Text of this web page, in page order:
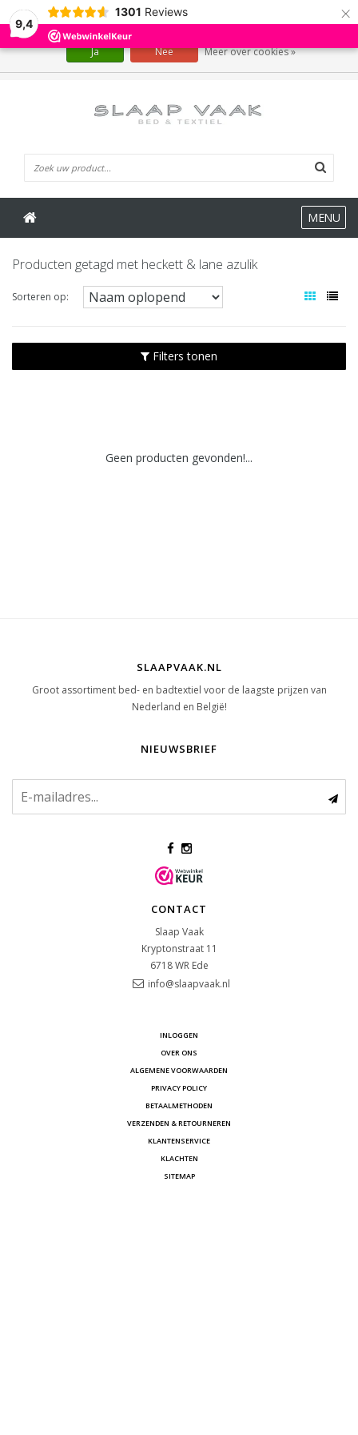
9,4
1301 Reviews ×
MENU
Producten getagd met heckett & lane azulik
Sorteren op:
Filters tonen
Geen producten gevonden!...
SLAAPVAAK.NL
Groot assortiment bed- en badtextiel voor de laagste prijzen van
Nederland en België!
NIEUWSBRIEF
CONTACT
Slaap Vaak
Kryptonstraat 11
6718 WR Ede
info@slaapvaak.nl
INLOGGEN
OVER ONS
ALGEMENE VOORWAARDEN
PRIVACY POLICY
BETAALMETHODEN
VERZENDEN & RETOURNEREN
KLANTENSERVICE
KLACHTEN
SITEMAP
Wij slaan cookies op om onze website te verbeteren. Is dat akkoord?
Ja Nee Meer over cookies »